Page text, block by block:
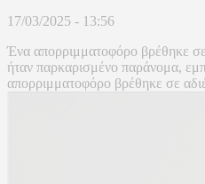
17/03/2025 - 13:56
Ένα απορριμματοφόρο βρέθηκε σε
ήταν παρκαρισμένο παράνομα,
απορριμματοφόρο βρέθηκε σε